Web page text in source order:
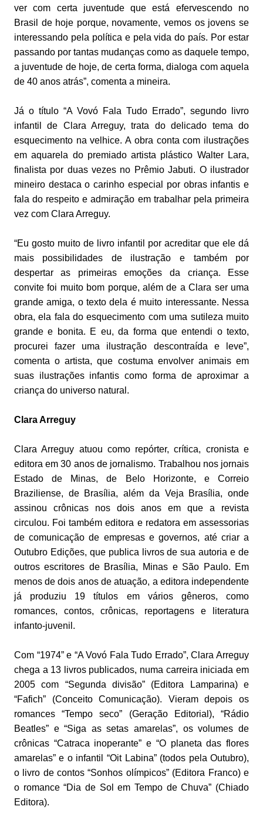
ver com certa juventude que está efervescendo no
Brasil de hoje porque, novamente, vemos os jovens se
interessando pela política e pela vida do país. Por estar
passando por tantas mudanças como as daquele tempo,
a juventude de hoje, de certa forma, dialoga com aquela
de 40 anos atrás”, comenta a mineira.
Já o título “A Vovó Fala Tudo Errado”, segundo livro
infantil de Clara Arreguy, trata do delicado tema do
esquecimento na velhice. A obra conta com ilustrações
em aquarela do premiado artista plástico Walter Lara,
finalista por duas vezes no Prêmio Jabuti. O ilustrador
mineiro destaca o carinho especial por obras infantis e
fala do respeito e admiração em trabalhar pela primeira
vez com Clara Arreguy.
“Eu gosto muito de livro infantil por acreditar que ele dá
mais possibilidades de ilustração e também por
despertar as primeiras emoções da criança. Esse
convite foi muito bom porque, além de a Clara ser uma
grande amiga, o texto dela é muito interessante. Nessa
obra, ela fala do esquecimento com uma sutileza muito
grande e bonita. E eu, da forma que entendi o texto,
procurei fazer uma ilustração descontraída e leve”,
comenta o artista, que costuma envolver animais em
suas ilustrações infantis como forma de aproximar a
criança do universo natural.
Clara Arreguy
Clara Arreguy atuou como repórter, crítica, cronista e
editora em 30 anos de jornalismo. Trabalhou nos jornais
Estado de Minas, de Belo Horizonte, e Correio
Braziliense, de Brasília, além da Veja Brasília, onde
assinou crônicas nos dois anos em que a revista
circulou. Foi também editora e redatora em assessorias
de comunicação de empresas e governos, até criar a
Outubro Edições, que publica livros de sua autoria e de
outros escritores de Brasília, Minas e São Paulo. Em
menos de dois anos de atuação, a editora independente
já produziu 19 títulos em vários gêneros, como
romances, contos, crônicas, reportagens e literatura
infanto-juvenil.
Com “1974” e “A Vovó Fala Tudo Errado”, Clara Arreguy
chega a 13 livros publicados, numa carreira iniciada em
2005 com “Segunda divisão” (Editora Lamparina) e
“Fafich” (Conceito Comunicação). Vieram depois os
romances “Tempo seco” (Geração Editorial), “Rádio
Beatles” e “Siga as setas amarelas”, os volumes de
crônicas “Catraca inoperante” e “O planeta das flores
amarelas” e o infantil “Oit Labina” (todos pela Outubro),
o livro de contos “Sonhos olímpicos” (Editora Franco) e
o romance “Dia de Sol em Tempo de Chuva” (Chiado
Editora).